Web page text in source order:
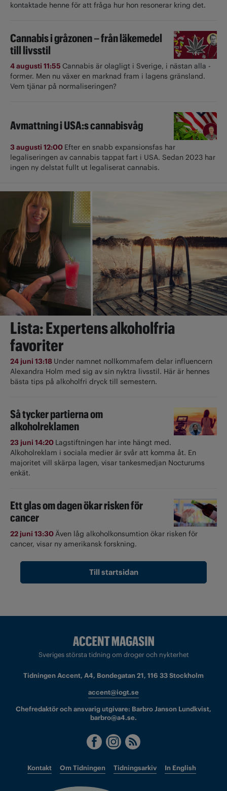
kontaktade henne för att fråga hur hon resonerar kring det.
Cannabis i gråzonen – från läkemedel
till livsstil
4 augusti 11:55 Cannabis är olagligt i ­Sverige, i nästan alla ­
former. Men nu växer en marknad fram i lagens gränsland.
Vem tjänar på normaliseringen?
Avmattning i USA:s cannabisvåg
3 augusti 12:00 Efter en snabb expansionsfas har
legaliseringen av cannabis tappat fart i USA. Sedan 2023 har
ingen ny delstat fullt ut ­legaliserat cannabis.
Lista: Expertens alkoholfria
favoriter
24 juni 13:18 Under namnet nollkommafem delar influencern
Alexandra Holm med sig av sin nyktra livsstil. Här är hennes
bästa tips på alkoholfri dryck till semestern.
Så tycker partierna om
alkoholreklamen
23 juni 14:20 Lagstiftningen har inte hängt med.
Alkoholreklam i sociala medier är svår att komma åt. En
majoritet vill skärpa lagen, visar tankesmedjan Nocturums
enkät.
Ett glas om dagen ökar risken för
cancer
22 juni 13:30Även låg alkoholkonsumtion ökar risken för
cancer, visar ny amerikansk forskning.
Till startsidan
Sveriges största tidning om droger och nykterhet
Tidningen Accent, A4, Bondegatan 21, 116 33 Stockholm
accent@iogt.se
Chefredaktör och ansvarig utgivare: Barbro Janson Lundkvist,
barbro@a4.se.
Kontakt Om Tidningen Tidningsarkiv In English